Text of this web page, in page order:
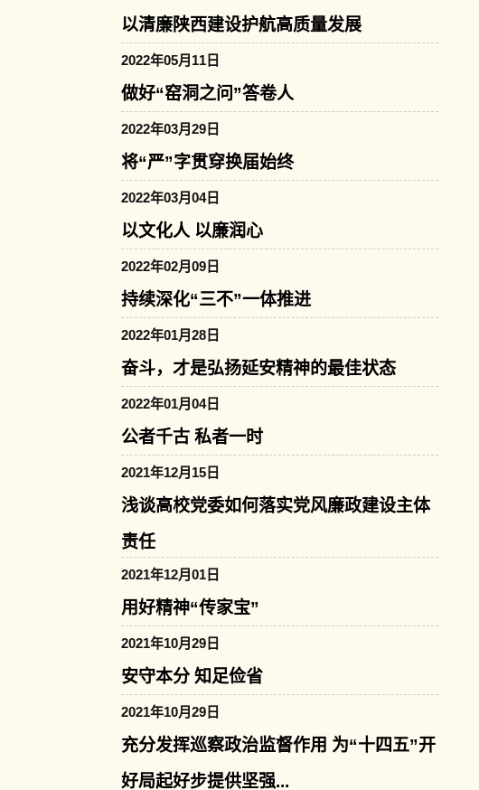
以清廉陕西建设护航高质量发展
2022年05月11日
做好“窑洞之问”答卷人
2022年03月29日
将“严”字贯穿换届始终
2022年03月04日
以文化人 以廉润心
2022年02月09日
持续深化“三不”一体推进
2022年01月28日
奋斗，才是弘扬延安精神的最佳状态
2022年01月04日
公者千古 私者一时
2021年12月15日
浅谈高校党委如何落实党风廉政建设主体
责任
2021年12月01日
用好精神“传家宝”
2021年10月29日
安守本分 知足俭省
2021年10月29日
充分发挥巡察政治监督作用 为“十四五”开
好局起好步提供坚强...